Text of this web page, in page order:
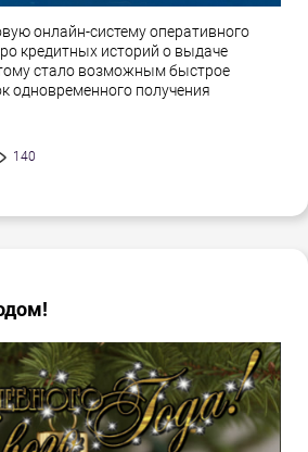
онлайн-систему оперативного
кредитных историй о выдаче
стало возможным быстрое
одновременного получения
140